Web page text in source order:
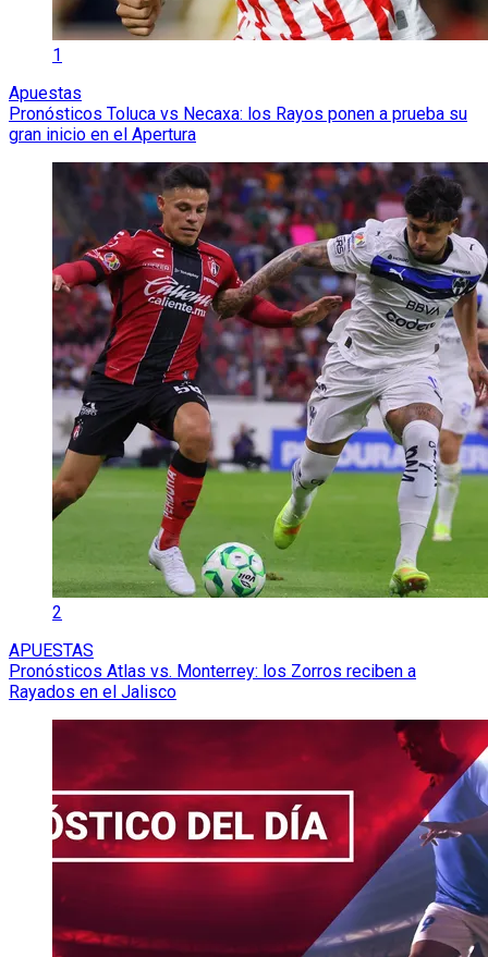
1
Apuestas
Pronósticos Toluca vs Necaxa: los Rayos ponen a prueba su
gran inicio en el Apertura
2
APUESTAS
Pronósticos Atlas vs. Monterrey: los Zorros reciben a
Rayados en el Jalisco